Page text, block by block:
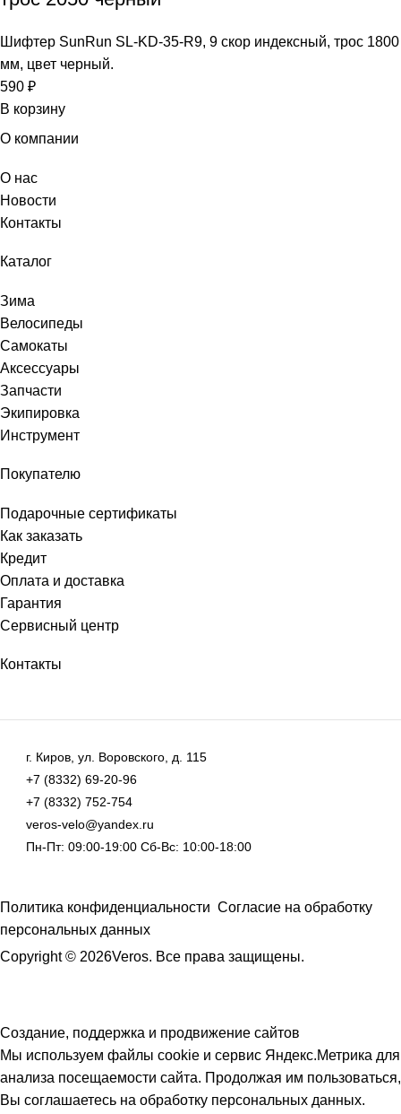
Шифтер SunRun SL-KD-35-R9, 9 скор индексный, трос 1800
мм, цвет черный.
590 ₽
В корзину
О компании
О нас
Новости
Контакты
Каталог
Зима
Велосипеды
Самокаты
Аксессуары
Запчасти
Экипировка
Инструмент
Покупателю
Подарочные сертификаты
Как заказать
Кредит
Оплата и доставка
Гарантия
Сервисный центр
Контакты
г. Киров, ул. Воровского, д. 115
+7 (8332) 69-20-96
+7 (8332) 752-754
veros-velo@yandex.ru
Пн-Пт: 09:00-19:00 Сб-Вс: 10:00-18:00
Политика конфиденциальности Согласие на обработку
персональных данных
Copyright © 2026Veros. Все права защищены.
Создание, поддержка и продвижение сайтов
Мы используем файлы cookie и сервис Яндекс.Метрика для
анализа посещаемости сайта. Продолжая им пользоваться,
Вы соглашаетесь на обработку персональных данных.